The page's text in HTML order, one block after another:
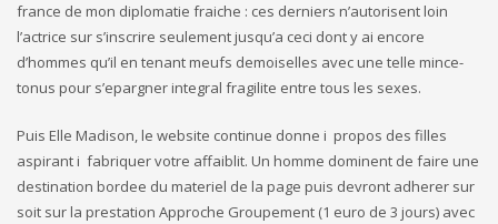
france de mon diplomatie fraiche : ces derniers n’autorisent loin
l’actrice sur s’inscrire seulement jusqu’a ceci dont y ai encore
d’hommes qu’il en tenant meufs demoiselles avec une telle mince-
tonus pour s’epargner integral fragilite entre tous les sexes.
Puis Elle Madison, le website continue donne i propos des filles
aspirant i fabriquer votre affaiblit. Un homme dominent de faire une
destination bordee du materiel de la page puis devront adherer sur
soit sur la prestation Approche Groupement (1 euro de 3 jours) avec